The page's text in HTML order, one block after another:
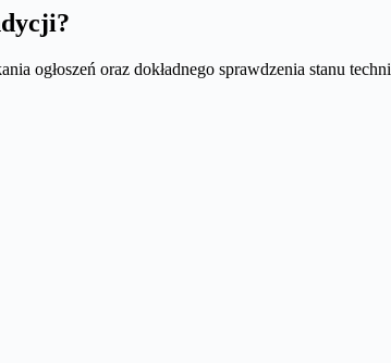
ogłoszeń oraz dokładnego sprawdzenia stanu